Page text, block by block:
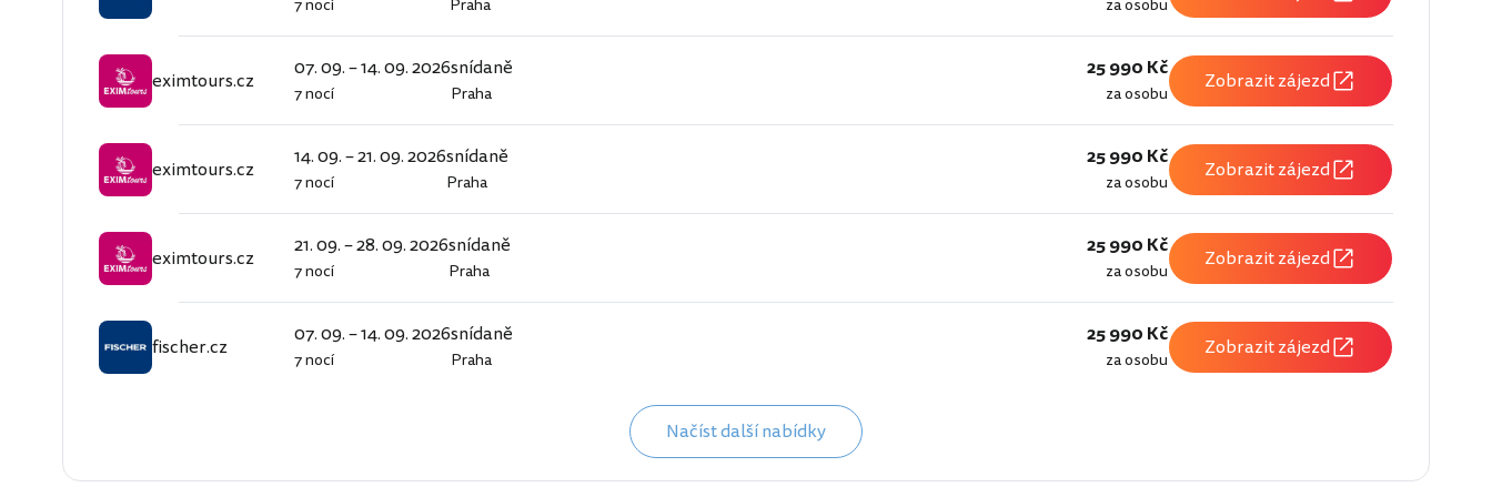
7 nocí Praha za osobu
eximtours.cz
eximtours.cz 07. 09. – 14. 09. 2026
7 nocí
snídaně
Praha
25 990 Kč
za osobu Zobrazit zájezd
eximtours.cz
eximtours.cz 14. 09. – 21. 09. 2026
7 nocí
snídaně
Praha
25 990 Kč
za osobu Zobrazit zájezd
eximtours.cz
eximtours.cz 21. 09. – 28. 09. 2026
7 nocí
snídaně
Praha
25 990 Kč
za osobu Zobrazit zájezd
fischer.cz 07. 09. – 14. 09. 2026
7 nocí
snídaně
Praha
25 990 Kč
za osobu Zobrazit zájezd
Načíst další nabídky